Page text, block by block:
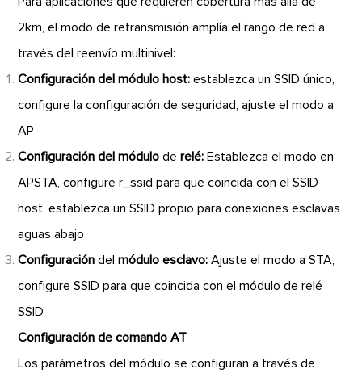
2km, el modo de retransmisión amplía el rango de red a
través del reenvío multinivel:
Configuración del módulo host: establezca un SSID único,
configure la configuración de seguridad, ajuste el modo a
AP
Configuración del módulo derelé: Establezca el modo en
APSTA, configure r_ssid para que coincida con el SSID
host, establezca un SSID propio para conexiones esclavas
aguas abajo
Configuración delmódulo esclavo: Ajuste el modo a STA,
configure SSID para que coincida con el módulo de relé
SSID
Configuración de comando AT
Los parámetros del módulo se configuran a través de